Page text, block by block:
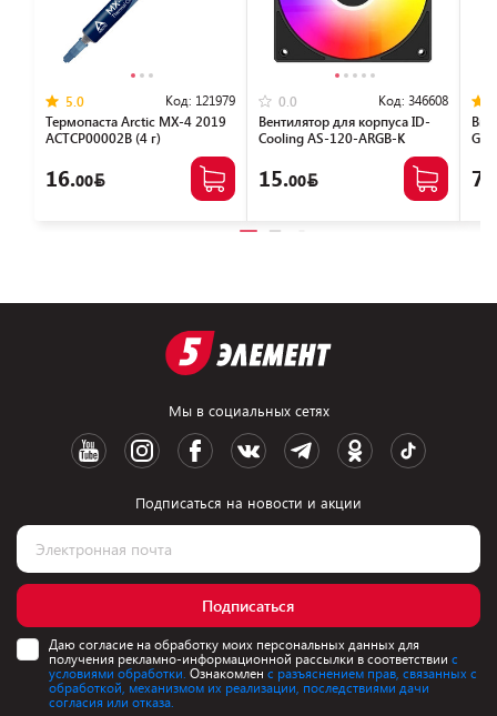
5.0 Код: 121979
Термопаста Arctic MX-4 2019
ACTCP00002B (4 г)
16.00
0.0 Код: 346608
Вентилятор для корпуса ID-
Cooling AS-120-ARGB-K
15.00
Мы в социальных сетях
Подписаться на новости и акции
Подписаться
Даю согласие на обработку моих персональных данных для
получения рекламно-информационной рассылки в соответствии с
условиями обработки. Ознакомлен с разъяснением прав, связанных с
обработкой, механизмом их реализации, последствиями дачи
согласия или отказа.